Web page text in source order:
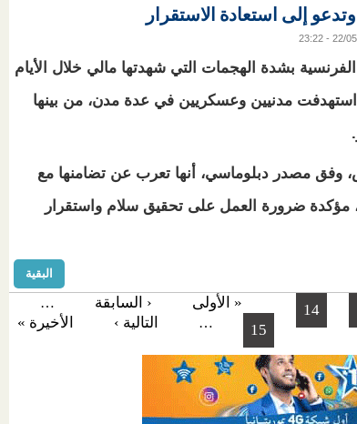
إلى استعادة الاستقرار
بشدة الهجمات التي شهدتها مالي خلال الأيام
استهدفت مدنيين وعسكريين في عدة مدن، من بينها
وفق مصدر دبلوماسي، أنها تعرب عن تضامنها مع
مؤكدة ضرورة العمل على تحقيق سلام واستقرار
البقية
« الأولى ‹ السابقة …
14
15
… التالية › الأخيرة »